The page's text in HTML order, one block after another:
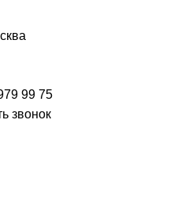
99 75
звонок